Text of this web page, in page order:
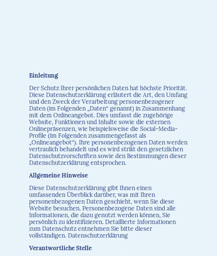
Einleitung
Der Schutz Ihrer persönlichen Daten hat höchste Priorität.
Diese Datenschutzerklärung erläutert die Art, den Umfang
und den Zweck der Verarbeitung personenbezogener
Daten (im Folgenden „Daten“ genannt) in Zusammenhang
mit dem Onlineangebot. Dies umfasst die zugehörige
Website, Funktionen und Inhalte sowie die externen
Onlinepräsenzen, wie beispielsweise die Social-Media-
Profile (im Folgenden zusammengefasst als
„Onlineangebot“). Ihre personenbezogenen Daten werden
vertraulich behandelt und es wird strikt den gesetzlichen
Datenschutzvorschriften sowie den Bestimmungen dieser
Datenschutzerklärung entsprochen.
Allgemeine Hinweise
Diese Datenschutzerklärung gibt Ihnen einen
umfassenden Überblick darüber, was mit Ihren
personenbezogenen Daten geschieht, wenn Sie diese
Website besuchen. Personenbezogene Daten sind alle
Informationen, die dazu genutzt werden können, Sie
persönlich zu identifizieren. Detaillierte Informationen
zum Datenschutz entnehmen Sie bitte dieser
vollständigen. Datenschutzerklärung
Verantwortliche Stelle